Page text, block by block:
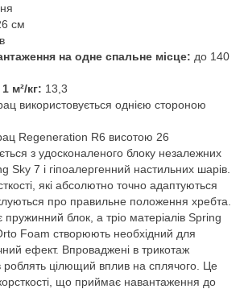
см
на одне спальне місце: до 140
м²/кг: 13,3
використовується однією стороною
Regeneration R6 висотою 26
з удосконаленого блоку незалежних
Sky 7 і гіпоалергенний настильних шарів.
які абсолютно точно адаптуються
про правильне положення хребта.
блок, а тріо матеріалів Spring
Foam створюють необхідний для
ефект. Впроваджені в трикотаж
роблять цілющий вплив на сплячого. Це
що приймає навантаження до